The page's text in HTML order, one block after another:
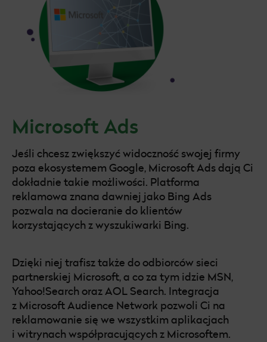
Reklama Microsoft Ads
Microsoft Ads
Jeśli chcesz zwiększyć widoczność swojej firmy
poza ekosystemem Google, Microsoft Ads dają Ci
dokładnie takie możliwości. Platforma
reklamowa znana dawniej jako Bing Ads
pozwala na docieranie do klientów
korzystających z wyszukiwarki Bing.
Dzięki niej trafisz także do odbiorców sieci
partnerskiej Microsoft, a co za tym idzie MSN,
Yahoo!Search oraz AOL Search. Integracja
z Microsoft Audience Network pozwoli Ci na
reklamowanie się we wszystkim aplikacjach
i witrynach współpracujących z Microsoftem.